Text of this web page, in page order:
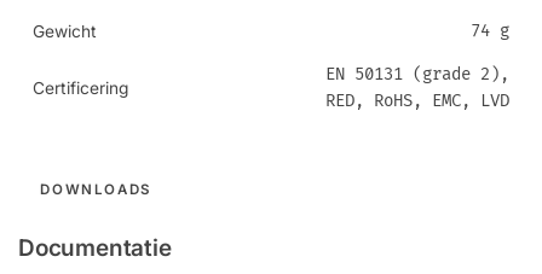
Gewicht 74 g
Certificering
EN 50131 (grade 2),
RED, RoHS, EMC, LVD
DOWNLOADS
Documentatie